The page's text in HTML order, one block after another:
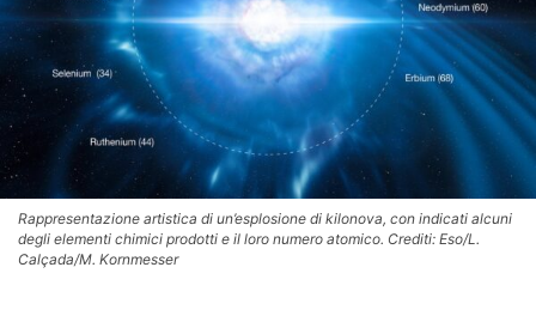
Rappresentazione artistica di un’esplosione di kilonova, con indicati alcuni
degli elementi chimici prodotti e il loro numero atomico. Crediti: Eso/L.
Calçada/M. Kornmesser